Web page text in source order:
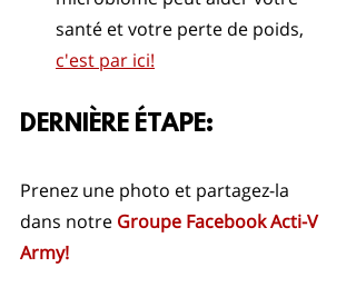
santé et votre perte de poids,
c'est par ici!
DERNIÈRE ÉTAPE:
Prenez une photo et partagez-la
dans notre Groupe Facebook Acti-V
Army!